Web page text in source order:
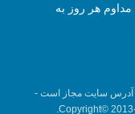
مداوم هر روز به
و آدرس سایت مجاز است -
Copyright©